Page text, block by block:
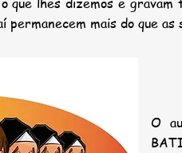
mais do que
O